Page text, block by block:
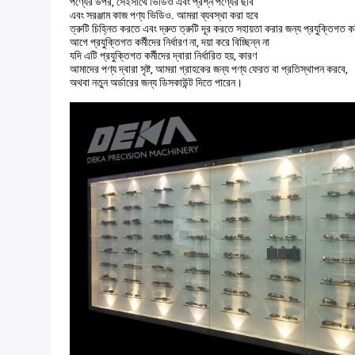
এবং সরঞ্জাম কাজ পণ্য ভিডিও. আমরা ব্যবস্থা করা হবে
ত্রুটি চিহ্নিত করতে এবং দ্রুত ত্রুটি দূর করতে সহায়তা করার জন্য প্রযুক্তিগত
আগে প্রযুক্তিগত কর্মীদের নির্ধারণ না, দয়া করে বিচ্ছিন্ন না
যদি এটি প্রযুক্তিগত কর্মীদের দ্বারা নির্ধারিত হয়, কারণ
আমাদের পণ্য দ্বারা সৃষ্ট, আমরা গ্রাহকের জন্য পণ্য ফেরত বা প্রতিস্থাপন করবে,
অথবা নতুন অর্ডারের জন্য ডিসকাউন্ট দিতে পারেন।